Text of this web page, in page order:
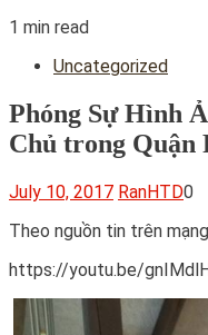
1 min read
Uncategorized
Phóng Sự Hình
Chủ trong Quận
July 10, 2017 RanHTD0
Theo nguồn tin trên
https://youtu.be/